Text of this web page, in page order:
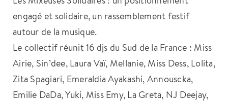
engagé et solidaire, un rassemblement festif
autour de la musique.
Le collectif réunit 16 djs du Sud de la France : Miss
Airie, Sin’dee, Laura Vaï, Mellanie, Miss Dess, Lolita,
Zita Spagiari, Emeraldia Ayakashi, Annouscka,
Emilie DaDa, Yuki, Miss Emy, La Greta, NJ Deejay,